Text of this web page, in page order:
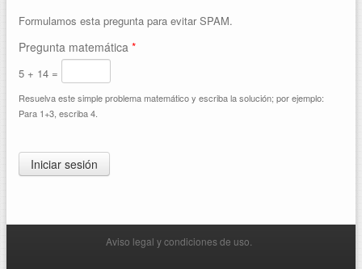
Formulamos esta pregunta para evitar SPAM.
Pregunta matemática *
5 + 14 =
Resuelva este simple problema matemático y escriba la solución; por ejemplo:
Para 1+3, escriba 4.
Aviso legal y condiciones de uso.